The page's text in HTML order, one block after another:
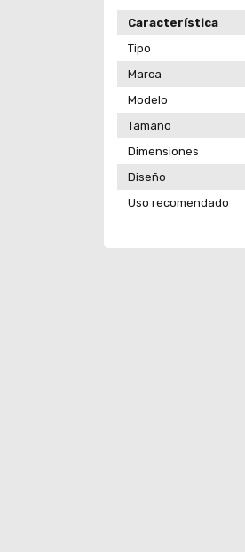
Característica
Tipo
Marca
Modelo
Tamaño
Dimensiones
Diseño
Uso recomendado